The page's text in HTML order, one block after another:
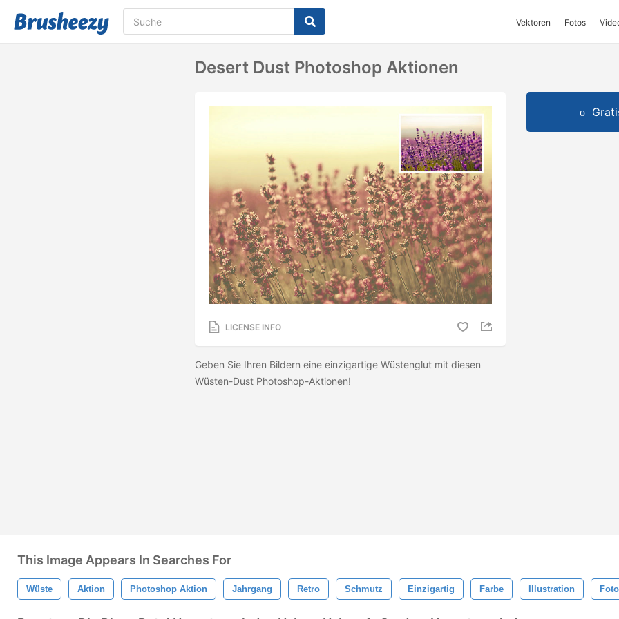
Vektoren Fotos
Desert Dust Photoshop Aktionen
LICENSE INFO
Geben Sie Ihren Bildern eine einzigartige Wüstenglut mit diesen
Wüsten-Dust Photoshop-Aktionen!
This Image Appears In Searches For
Wüste Aktion Photoshop Aktion Jahrgang Retro Schmutz Einzigartig Farbe Illustration Foto